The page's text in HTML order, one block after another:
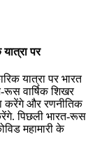
पर
यात्रा पर भारत
रूस वार्षिक शिखर
करेंगे और रणनीतिक
पिछली भारत-रूस
महामारी के